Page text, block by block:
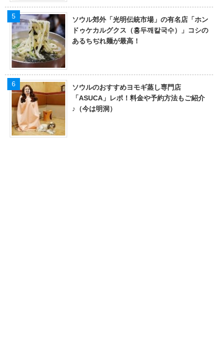
ソウル郊外「光明伝統市場」の有名店「ホン
ドゥケカルグクス（홍두깨칼국수）」コシの
あるちぢれ麺が最高！
ソウルのおすすめヨモギ蒸し専門店
「ASUCA」レポ！料金や予約方法もご紹介
♪（今は明洞）